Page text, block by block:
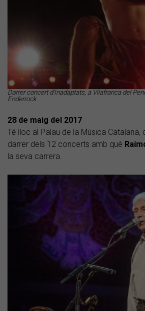
Darrer concert d'Inadaptats, a Vilafranca del
Enderrock
28 de maig del 2017
Té lloc al Palau de la Música Catalana,
darrer dels 12 concerts amb què
la seva carrera.